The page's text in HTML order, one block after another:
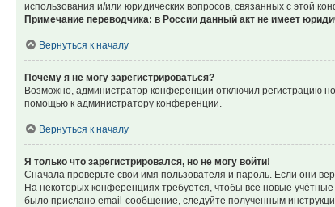
использования и/или юридических вопросов, связанных с этой
Примечание переводчика: в России данный акт не имеет
Вернуться к началу
Почему я не могу зарегистрироваться?
Возможно, администратор конференции отключил регистрацию
помощью к администратору конференции.
Вернуться к началу
Я только что зарегистрировался, но не могу войти!
Сначала проверьте свои имя пользователя и пароль. Если они
На некоторых конференциях требуется, чтобы все новые
было прислано email-сообщение, следуйте полученным